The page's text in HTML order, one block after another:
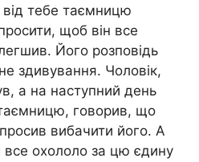
тебе таємницю
щоб він все
Його розповідь
здивування. Чоловік,
а на наступний день
говорив, що
вибачити його. А
все охололо за цю єдину